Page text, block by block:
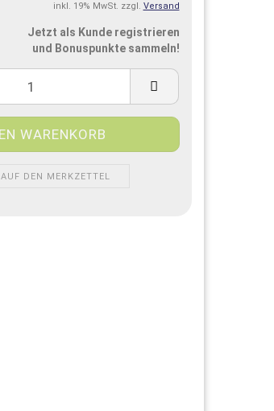
inkl. 19% MwSt. zzgl. Versand
Jetzt als Kunde registrieren
und Bonuspunkte sammeln!
AUF DEN MERKZETTEL